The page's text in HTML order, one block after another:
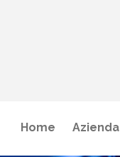
Home Azienda